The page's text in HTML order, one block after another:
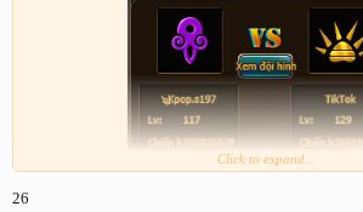
Click to expand...
26